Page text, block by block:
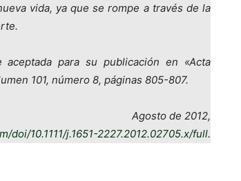
vida, ya que se rompe a través de la
para su publicación en «Acta
101, número 8, páginas 805-807.
Agosto de 2012,
doi/10.1111/j.1651-2227.2012.02705.x/full.